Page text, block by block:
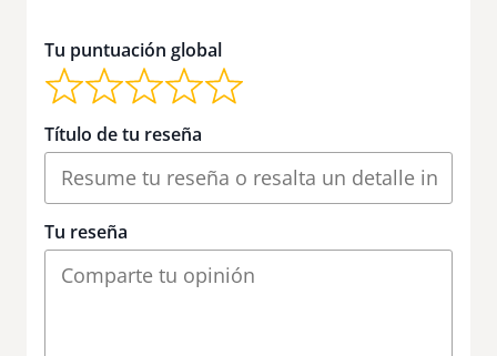
Tu puntuación global
Título de tu reseña
Tu reseña